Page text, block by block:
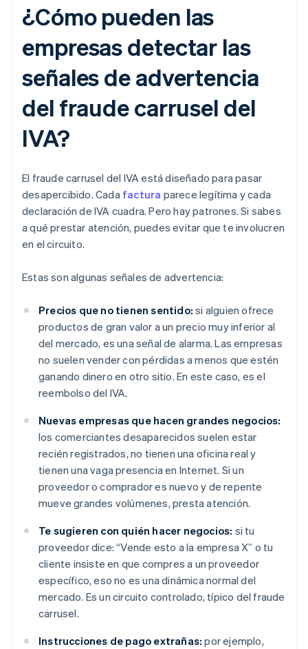
¿Cómo pueden las
empresas detectar las
señales de advertencia
del fraude carrusel del
IVA?
El fraude carrusel del IVA está diseñado para pasar
desapercibido. Cada factura parece legítima y cada
declaración de IVA cuadra. Pero hay patrones. Si sabes
a qué prestar atención, puedes evitar que te involucren
en el circuito.
Estas son algunas señales de advertencia:
Precios que no tienen sentido: si alguien ofrece
productos de gran valor a un precio muy inferior al
del mercado, es una señal de alarma. Las empresas
no suelen vender con pérdidas a menos que estén
ganando dinero en otro sitio. En este caso, es el
reembolso del IVA.
Nuevas empresas que hacen grandes negocios:
los comerciantes desaparecidos suelen estar
recién registrados, no tienen una oficina real y
tienen una vaga presencia en Internet. Si un
proveedor o comprador es nuevo y de repente
mueve grandes volúmenes, presta atención.
Te sugieren con quién hacer negocios: si tu
proveedor dice: “Vende esto a la empresa X” o tu
cliente insiste en que compres a un proveedor
específico, eso no es una dinámica normal del
mercado. Es un circuito controlado, típico del fraude
carrusel.
Instrucciones de pago extrañas: por ejemplo,